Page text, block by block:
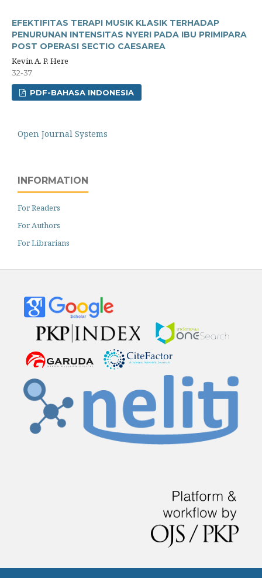
EFEKTIFITAS TERAPI MUSIK KLASIK TERHADAP
PENURUNAN INTENSITAS NYERI PADA IBU PRIMIPARA
POST OPERASI SECTIO CAESAREA
Kevin A. P. Here
32-37
PDF-BAHASA INDONESIA
Open Journal Systems
INFORMATION
For Readers
For Authors
For Librarians